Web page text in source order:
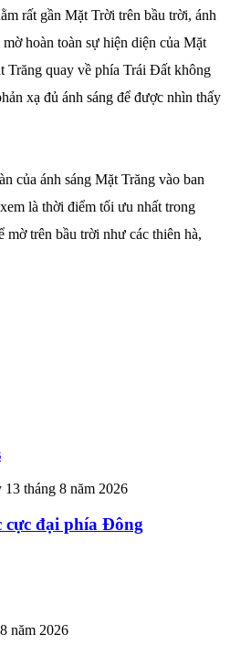
rất gần Mặt Trời trên bầu trời, ánh
hoàn toàn sự hiện diện của Mặt
Trăng quay về phía Trái Đất không
xạ đủ ánh sáng để được nhìn thấy
của ánh sáng Mặt Trăng vào ban
là thời điểm tối ưu nhất trong
mờ trên bầu trời như các thiên hà,
tháng 8 năm 2026
đại phía Đông
năm 2026